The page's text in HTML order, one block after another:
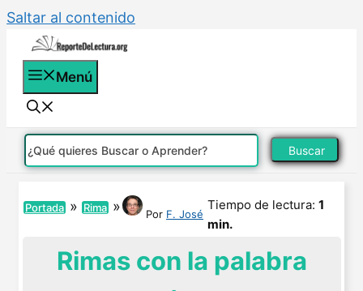
Saltar al contenido
Menú
Buscar
Portada » Rima » Por F. José
Tiempo de lectura: 1
min.
Rimas con la palabra